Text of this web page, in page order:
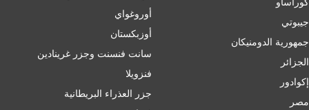
جيبوتي
جمهورية الدومنيكان
الجزائر
إكوادور
مصر
أوروغواي
أوزبكستان
سانت فنسنت وجزر غرينادين
فنزويلا
جزر العذراء البريطانية